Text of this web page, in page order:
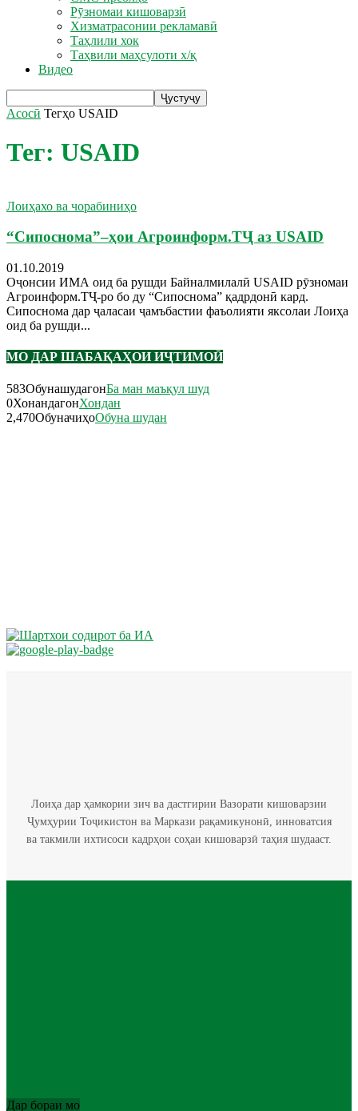
Рӯзномаи кишоварзӣ
Хизматрасонии рекламавӣ
Таҳлили хок
Таҳвили маҳсулоти х/қ
Видео
Асосӣ Тегҳо USAID
Тег: USAID
Лоиҳахо ва чорабиниҳо
“Сипоснома”–ҳои Агроинформ.ТҶ аз USAID
01.10.2019
Оҷонсии ИМА оид ба рушди Байналмилалӣ USAID рӯзномаи
Агроинформ.ТҶ-ро бо ду “Сипоснома” қадрдонӣ кард.
Сипоснома дар ҷаласаи ҷамъбастии фаъолияти яксолаи Лоиҳа
оид ба рушди...
МО ДАР ШАБАҚАҲОИ ИҶТИМОӢ
583ОбунашудагонБа ман маъқул шуд
0ХонандагонХондан
2,470ОбуначиҳоОбуна шудан
Лоиҳа дар ҳамкории зич ва дастгирии Вазорати кишоварзии
Ҷумҳурии Тоҷикистон ва Маркази рақамикунонӣ, инноватсия
ва такмили ихтисоси кадрҳои соҳаи кишоварзӣ таҳия шудааст.
Дар бораи мо